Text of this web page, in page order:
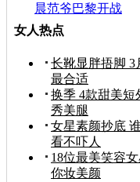
晨范爷巴黎开战
女人热点
长靴显胖捂脚 3
最合适
换季 4款甜美短
秀美腿
女星素颜抄底
看不吓人
18位最美笑容
你妆美颜